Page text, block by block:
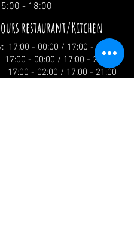
- 18:00
restaurant/Kitchen
17:00 - 00:00 / 17:00 - 21:00
- 00:00 / 17:00 - 21:00
- 02:00 / 17:00 - 21:00